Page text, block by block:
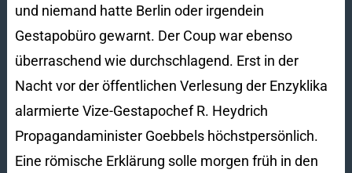
und niemand hatte Berlin oder irgendein
Gestapobüro gewarnt. Der Coup war ebenso
überraschend wie durchschlagend. Erst in der
Nacht vor der öffentlichen Verlesung der Enzyklika
alarmier­te Vize-Gestapochef R. Heydrich
Propagandaminister Goebbels höchstpersönlich.
Eine römische Erklärung solle morgen früh in den